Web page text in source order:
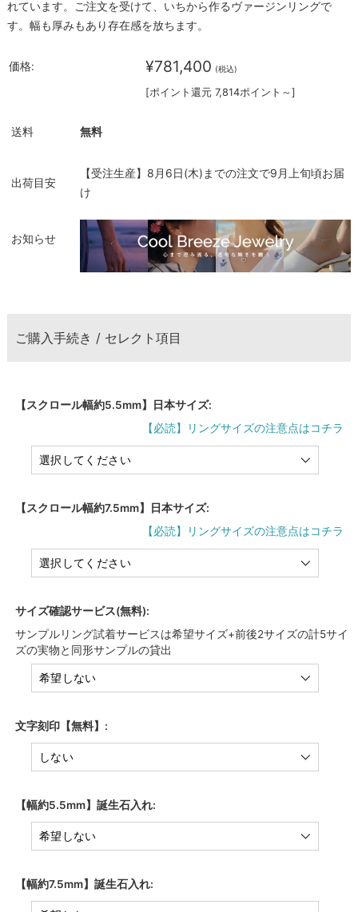
れています。ご注文を受けて、いちから作るヴァージンリングで
す。幅も厚みもあり存在感を放ちます。
価格: ¥781,400 (税込)
[ポイント還元 7,814ポイント～]
送料 無料
出荷目安
【受注生産】8月6日(木)までの注文で9月上旬頃お届
け
お知らせ
ご購入手続き / セレクト項目
【スクロール幅約5.5mm】日本サイズ:
【必読】リングサイズの注意点はコチラ
【スクロール幅約7.5mm】日本サイズ:
【必読】リングサイズの注意点はコチラ
サイズ確認サービス(無料):
サンプルリング試着サービスは希望サイズ+前後2サイズの計5サイ
ズの実物と同形サンプルの貸出
文字刻印【無料】:
【幅約5.5mm】誕生石入れ:
【幅約7.5mm】誕生石入れ: